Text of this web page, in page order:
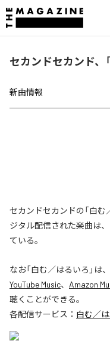
セカンドセカンド、
新曲情報
セカンドセカンドの「白
ジタル配信された楽曲は、
ている。
なお「白む／はるいろ 」は、
YouTube Music、 Amazon
聴くことができる。
各配信サービス： 白む／